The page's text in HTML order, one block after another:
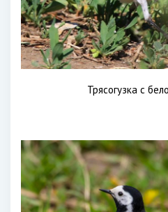
Трясогузка с